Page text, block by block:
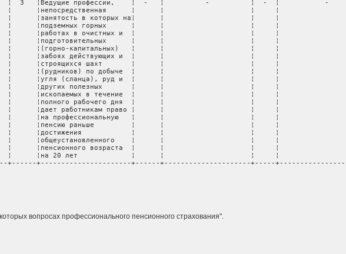
вопросах профессионального пенсионного страхования".